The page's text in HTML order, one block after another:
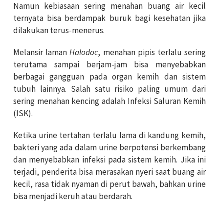
Namun kebiasaan sering menahan buang air kecil
ternyata bisa berdampak buruk bagi kesehatan jika
dilakukan terus-menerus.
Melansir lamanHalodoc, menahan pipis terlalu sering
terutama sampai berjam-jam bisa menyebabkan
berbagai gangguan pada organ kemih dan sistem
tubuh lainnya. Salah satu risiko paling umum dari
sering menahan kencing adalah Infeksi Saluran Kemih
(ISK).
Ketika urine tertahan terlalu lama di kandung kemih,
bakteri yang ada dalam urine berpotensi berkembang
dan menyebabkan infeksi pada sistem kemih. Jika ini
terjadi, penderita bisa merasakan nyeri saat buang air
kecil, rasa tidak nyaman di perut bawah, bahkan urine
bisa menjadi keruh atau berdarah.